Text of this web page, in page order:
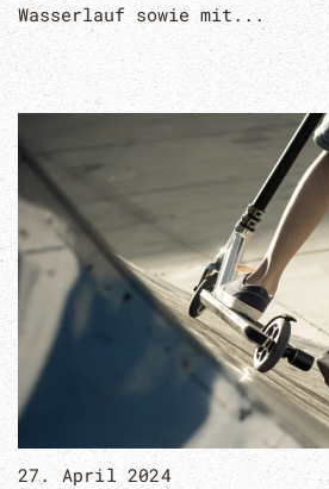
Wasserlauf sowie mit...
27. April 2024